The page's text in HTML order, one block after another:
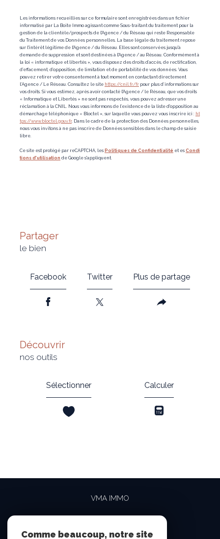
Les informations recueillies sur ce formulaire sont enregistrées dans un fichier
informatisé par La Boite Immo agissant comme Sous-traitant du traitement pour la
gestion de la clientèle/prospects de l'Agence / du Réseau qui reste Responsable
du Traitement de vos Données personnelles. La base légale du traitement repose
sur l'intérêt légitime de l'Agence / du Réseau. Elles sont conservées jusqu'à
demande de suppression et sont destinées à l'Agence / au Réseau. Conformément à
la loi « informatique et libertés », vous disposez des droits d’accès, de rectification,
d’effacement, d’opposition, de limitation et de portabilité de vos données. Vous
pouvez retirer votre consentement à tout moment en contactant directement
l’Agence / Le Réseau. Consultez le site https://cnil.fr/fr pour plus d’informations sur
vos droits. Si vous estimez, après avoir contacté l'Agence / le Réseau, que vos droits
« Informatique et Libertés » ne sont pas respectés, vous pouvez adresser une
réclamation à la CNIL. Nous vous informons de l’existence de la liste d'opposition au
démarchage téléphonique « Bloctel », sur laquelle vous pouvez vous inscrire ici : ht
tps://www.bloctel.gouv.fr. Dans le cadre de la protection des Données personnelles,
nous vous invitons à ne pas inscrire de Données sensibles dans le champ de saisie
libre.
Ce site est protégé par reCAPTCHA, les Politiques de Confidentialité et es Condi
tions d'utilisation de Google s'appliquent.
partager
le bien
Facebook Twitter Plus de partage
découvrir
nos outils
Sélectionner Calculer
VMA IMMO
contact@vma-immo.com
Comme beaucoup, notre site